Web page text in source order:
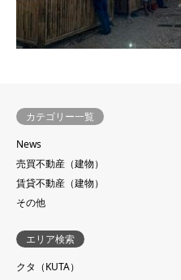
カテゴリー一覧
News
売買不動産（建物）
賃貸不動産（建物）
その他
エリア検索
クタ（KUTA）